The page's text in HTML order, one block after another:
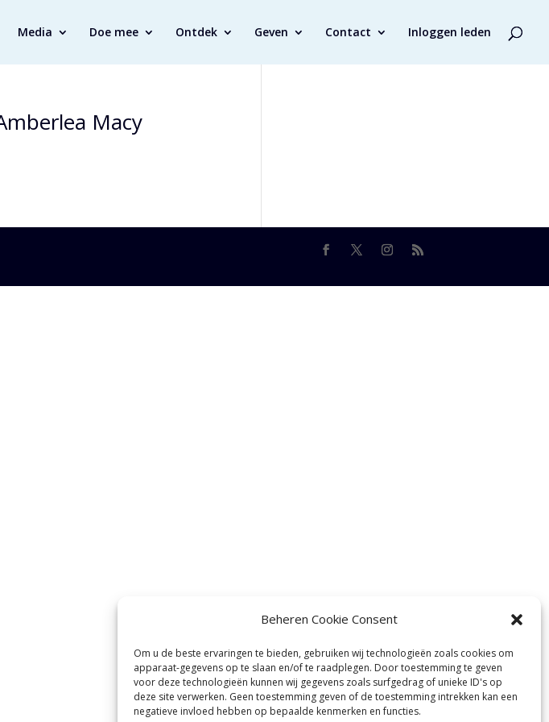
Beheren Cookie Consent
Om u de beste ervaringen te bieden, gebruiken wij technologieën zoals cookies om
apparaat-gegevens op te slaan en/of te raadplegen. Door toestemming te geven
voor deze technologieën kunnen wij gegevens zoals surfgedrag of unieke ID's op
deze site verwerken. Geen toestemming geven of de toestemming intrekken kan een
negatieve invloed hebben op bepaalde kenmerken en functies.
Media Doe mee Ontdek Geven Contact Inloggen leden
Macy